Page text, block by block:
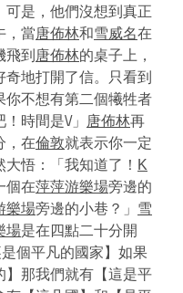
可是，他們沒想到真正
，當唐佈林和雪威名在
飛到 唐佈林的桌子上，
奇地打開了信。只看到
你不想有第二個犧牲者
時間是\/」
唐佈林再
，在倫敦就表示你一定
悟：「我知道了！ K
個在萍萍游樂場旁邊的
樂場旁邊的小巷？」 雪
場是在四點二十分開
個平凡的國家】如果
】那我們就有【這是平